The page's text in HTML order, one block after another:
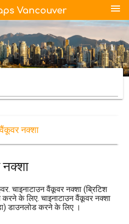
menu
वैंकूवर नक्शा
नक्शा
चाइनाटाउन वैंकूवर नक्शा (ब्रिटिश
करने के लिए. चाइनाटाउन वैंकूवर नक्शा
डाउनलोड करने के लिए ।